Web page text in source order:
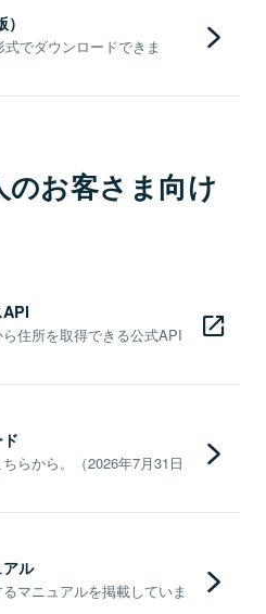
でダウンロードできま
のお客さま向け
住所を取得できる公式API
らから。（2026年7月31日
ル
マニュアルを掲載していま